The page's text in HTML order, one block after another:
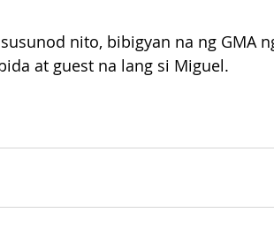
nito, bibigyan na ng GMA
at guest na lang si Miguel.